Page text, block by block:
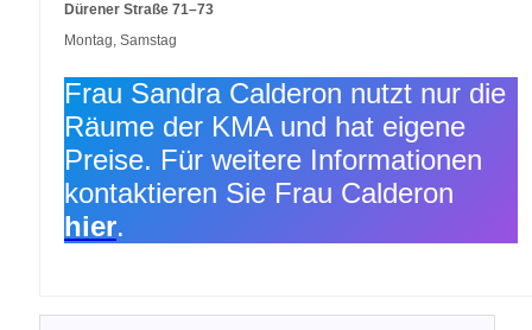
Dürener Straße 71–73
Montag, Samstag
Frau Sandra Calderon nutzt nur die
Räume der KMA und hat eigene
Preise. Für weitere Informationen
kontaktieren Sie Frau Calderon
hier.